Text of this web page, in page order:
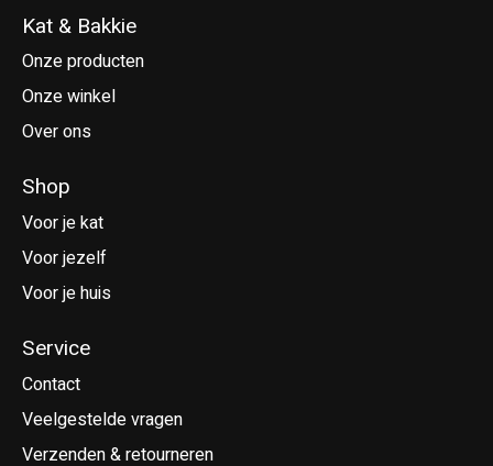
Kat & Bakkie
Onze producten
Onze winkel
Over ons
Shop
Voor je kat
Voor jezelf
Voor je huis
Service
Contact
Veelgestelde vragen
Verzenden & retourneren